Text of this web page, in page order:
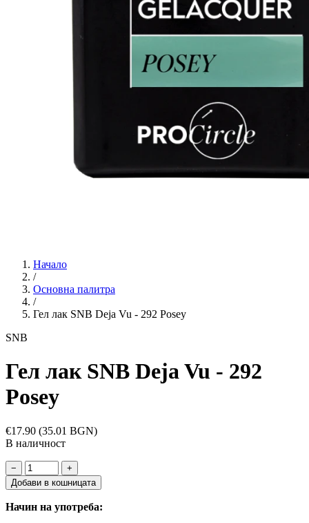
Начало
/
Основна палитра
/
Гел лак SNB Deja Vu - 292 Posey
SNB
Гел лак SNB Deja Vu - 292
Posey
€17.90 (35.01 BGN)
В наличност
−
+
Добави в кошницата
Начин на употреба: